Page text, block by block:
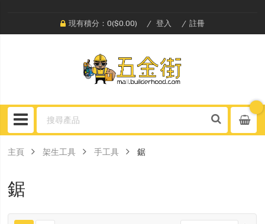
現有積分：0($0.00) 登入 註冊
主頁 架生工具 手工具 鋸
鋸